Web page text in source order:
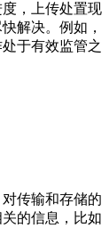
，上传处置现
解决。例如，
于有效监管之
传输和存储的
的信息，比如